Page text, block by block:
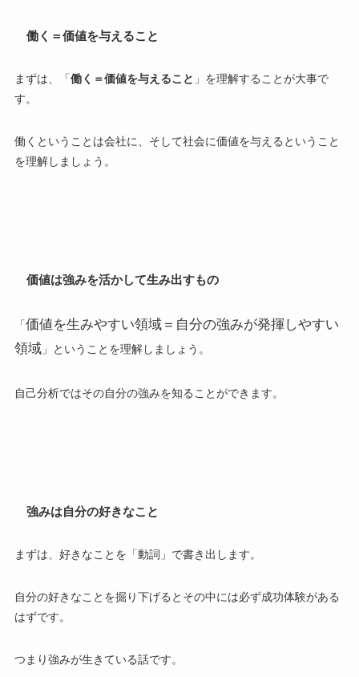
働く＝価値を与えること
まずは、「働く＝価値を与えること 」を理解することが大事で
す。
働くということは会社に、そして社会に価値を与える ということ
を理解しましょう。
価値は強みを活かして生み出すもの
「価値を生みやすい領域＝自分の強みが発揮しやすい
領域」ということを理解しましょう。
自己分析ではその自分の強みを知ることができます。
強みは自分の好きなこと
まずは、好きなことを「動詞 」で書き出します。
自分の好きなことを掘り下げるとその中には必ず成功体験がある
はずです。
つまり強みが生きている話です。